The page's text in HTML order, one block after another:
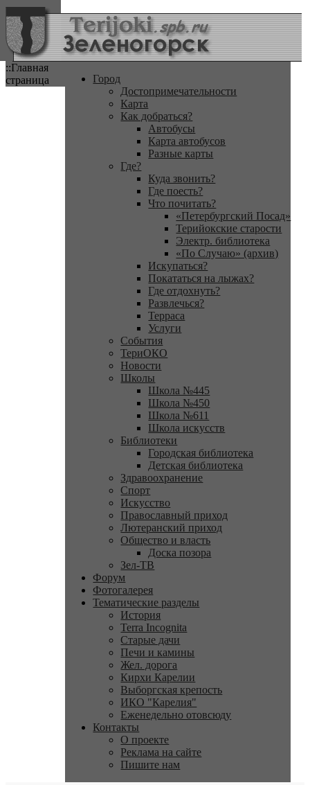
::Главная
страница
Город
Достопримечательности
Карта
Как добраться?
Автобусы
Карта автобусов
Разные карты
Где?
Куда звонить?
Где поесть?
Что почитать?
«Петербургский Посад»
Терийокские старости
Электр. библиотека
«По Случаю» (архив)
Искупаться?
Покататься на лыжах?
Где отдохнуть?
Развлечься?
Терраса
Услуги
События
ТериОКО
Новости
Школы
Школа №445
Школа №450
Школа №611
Школа искусств
Библиотеки
Городская библиотека
Детская библиотека
Здравоохранение
Спорт
Искусство
Православный приход
Лютеранский приход
Общество и власть
Доска позора
Зел-ТВ
Форум
Фотогалерея
Тематические разделы
История
Terra Incognita
Старые дачи
Печи и камины
Жел. дорога
Кирхи Карелии
Выборгская крепость
ИКО "Карелия"
Еженедельно отовсюду
Контакты
О проекте
Реклама на сайте
Пишите нам